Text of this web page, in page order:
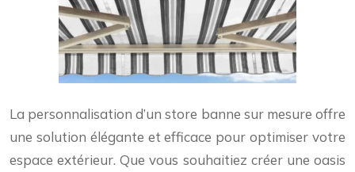
La personnalisation d’un store banne sur mesure offre
une solution élégante et efficace pour optimiser votre
espace extérieur. Que vous souhaitiez créer une oasis